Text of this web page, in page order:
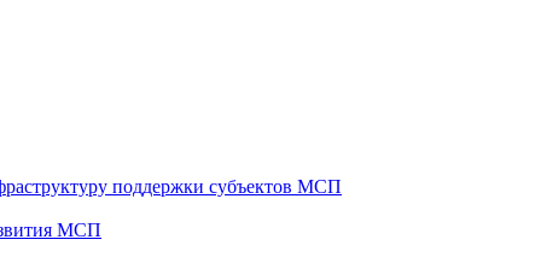
поддержки субъектов МСП
МСП